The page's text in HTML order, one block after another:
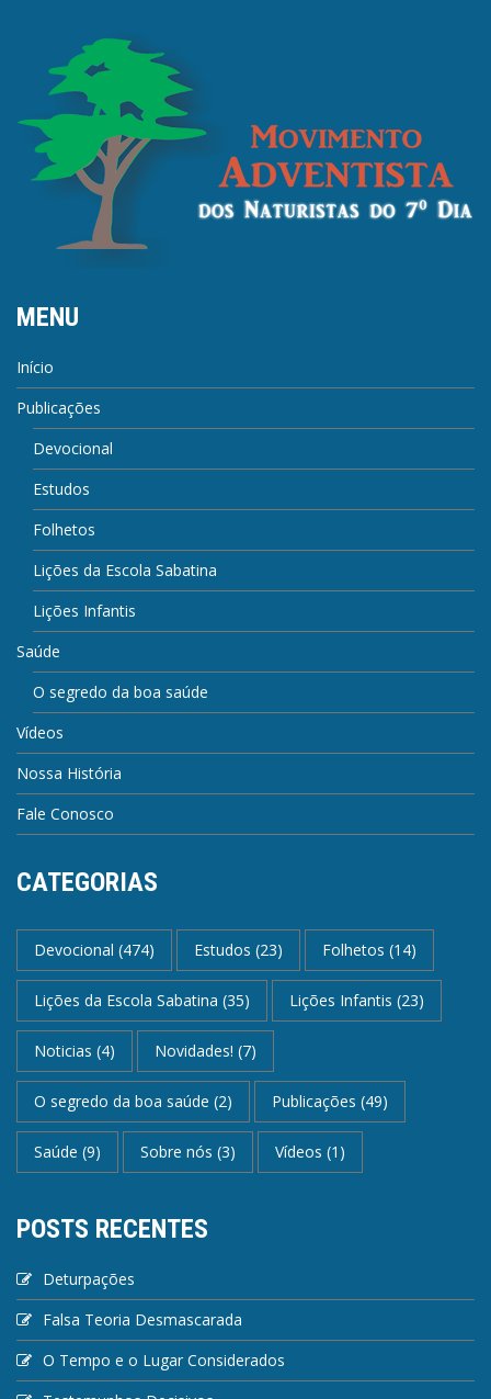
MENU
Início
Publicações
Devocional
Estudos
Folhetos
Lições da Escola Sabatina
Lições Infantis
Saúde
O segredo da boa saúde
Vídeos
Nossa História
Fale Conosco
CATEGORIAS
Devocional (474) Estudos (23) Folhetos (14)
Lições da Escola Sabatina (35) Lições Infantis (23)
Noticias (4) Novidades! (7)
O segredo da boa saúde (2) Publicações (49)
Saúde (9) Sobre nós (3) Vídeos (1)
POSTS RECENTES
Deturpações
Falsa Teoria Desmascarada
O Tempo e o Lugar Considerados